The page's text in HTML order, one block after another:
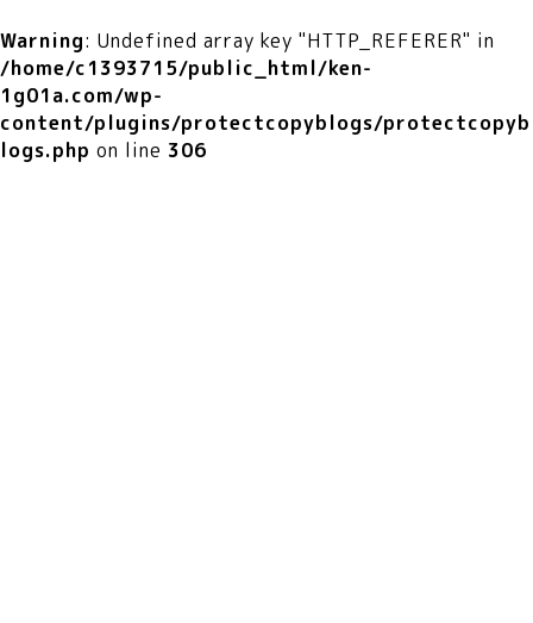
Warning: Undefined array key "HTTP_REFERER" in
/home/c1393715/public_html/ken-
1g01a.com/wp-
content/plugins/protectcopyblogs/protectcopyb
logs.php on line 306